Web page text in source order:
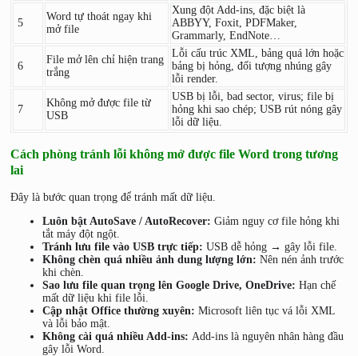
5
Word tự thoát ngay khi
mở file
Xung đột Add-ins, đặc biệt là
ABBYY, Foxit, PDFMaker,
Grammarly, EndNote…
6
File mở lên chỉ hiện trang
trắng
Lỗi cấu trúc XML, bảng quá lớn hoặc
bảng bị hỏng, đối tượng nhúng gây
lỗi render.
7
Không mở được file từ
USB
USB bị lỗi, bad sector, virus; file bị
hỏng khi sao chép; USB rút nóng gây
lỗi dữ liệu.
Cách phòng tránh lỗi không mở được file Word trong tương
lai
Đây là bước quan trọng để tránh mất dữ liệu.
Luôn bật AutoSave / AutoRecover: Giảm nguy cơ file hỏng khi
tắt máy đột ngột.
Tránh lưu file vào USB trực tiếp: USB dễ hỏng → gây lỗi file.
Không chèn quá nhiều ảnh dung lượng lớn: Nên nén ảnh trước
khi chèn.
Sao lưu file quan trọng lên Google Drive, OneDrive: Hạn chế
mất dữ liệu khi file lỗi.
Cập nhật Office thường xuyên: Microsoft liên tục vá lỗi XML
và lỗi bảo mật.
Không cài quá nhiều Add-ins: Add-ins là nguyên nhân hàng đầu
gây lỗi Word.